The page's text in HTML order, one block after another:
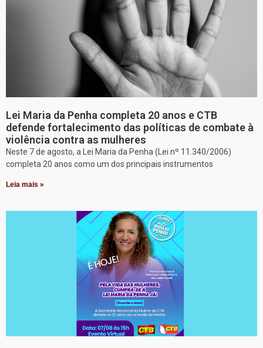
Lei Maria da Penha completa 20 anos e CTB
defende fortalecimento das políticas de combate à
violência contra as mulheres
Neste 7 de agosto, a Lei Maria da Penha (Lei nº 11.340/2006)
completa 20 anos como um dos principais instrumentos
Leia mais »